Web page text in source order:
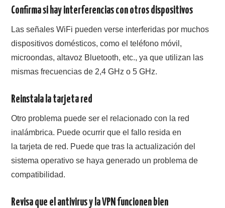
Confirma si hay interferencias con otros dispositivos
Las señales WiFi pueden verse interferidas por muchos
dispositivos domésticos, como el teléfono móvil,
microondas, altavoz Bluetooth, etc., ya que utilizan las
mismas frecuencias de 2,4 GHz o 5 GHz.
Reinstala la tarjeta red
Otro problema puede ser el relacionado con la red
inalámbrica. Puede ocurrir que el fallo resida en
la tarjeta de red. Puede que tras la actualización del
sistema operativo se haya generado un problema de
compatibilidad.
Revisa que el antivirus y la VPN funcionen bien